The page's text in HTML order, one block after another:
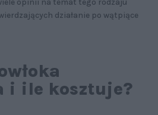
opinii na temat tego rodzaju
działanie po wątpiące
i ile kosztuje?